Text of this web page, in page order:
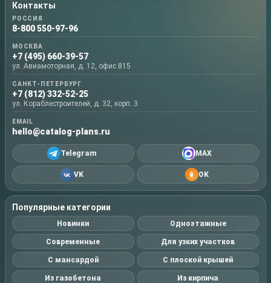
Контакты
РОССИЯ
8-800 550-97-96
МОСКВА
+7 (495) 660-39-57
ул. Авиамоторная, д. 12, офис 815
САНКТ-ПЕТЕРБУРГ
+7 (812) 332-52-25
ул. Кораблестроителей, д. 32, корп. 3
EMAIL
hello@catalog-plans.ru
Telegram MAX
VK OK
Популярные категории
Новинки Одноэтажные
Современные Для узких участков
С мансардой С плоской крышей
Из газобетона Из кирпича